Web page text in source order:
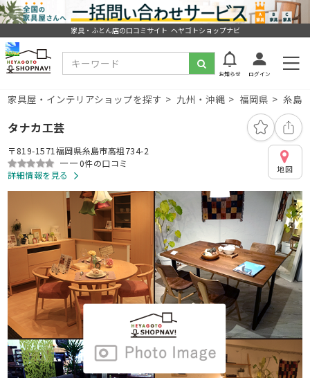
家具・ふとん店の口コミサイト ヘヤゴトショップナビ
お知らせ ログイン
家具屋・インテリアショップを探す 九州・沖縄 福岡県 糸島
タナカ工芸
〒819-1571福岡県糸島市高祖734-2
ーー0件の口コミ
詳細情報を見る
地図